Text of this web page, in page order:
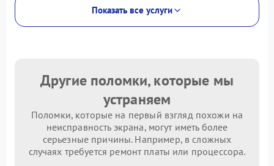
Показать все услуги
Другие поломки, которые мы
устраняем
Поломки, которые на первый взгляд похожи на
неисправность экрана, могут иметь более
серьезные причины. Например, в сложных
случаях требуется ремонт платы или процессора.